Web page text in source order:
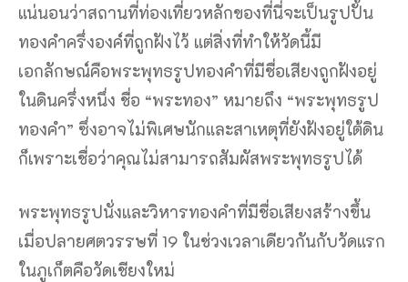
แน่นอนว่าสถานที่ท่องเที่ยวหลักของที่นี่จะเป็นรูปปั้น
ทองคำครึ่งองค์ที่ถูกฝังไว้ แต่สิ่งที่ทำให้วัดนี้มี
เอกลักษณ์คือพระพุทธรูปทองคำที่มีชื่อเสียงถูกฝังอยู่
ในดินครึ่งหนึ่ง ชื่อ “พระทอง” หมายถึง “พระพุทธรูป
ทองคำ” ซึ่งอาจไม่พิเศษนักและสาเหตุที่ยังฝังอยู่ใต้ดิน
ก็เพราะเชื่อว่าคุณไม่สามารถสัมผัสพระพุทธรูปได้
พระพุทธรูปนั่งและวิหารทองคำที่มีชื่อเสียงสร้างขึ้น
เมื่อปลายศตวรรษที่ 19 ในช่วงเวลาเดียวกันกับวัดแรก
ในภูเก็ตคือวัดเชียงใหม่